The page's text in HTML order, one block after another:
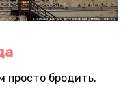
просто бродить.